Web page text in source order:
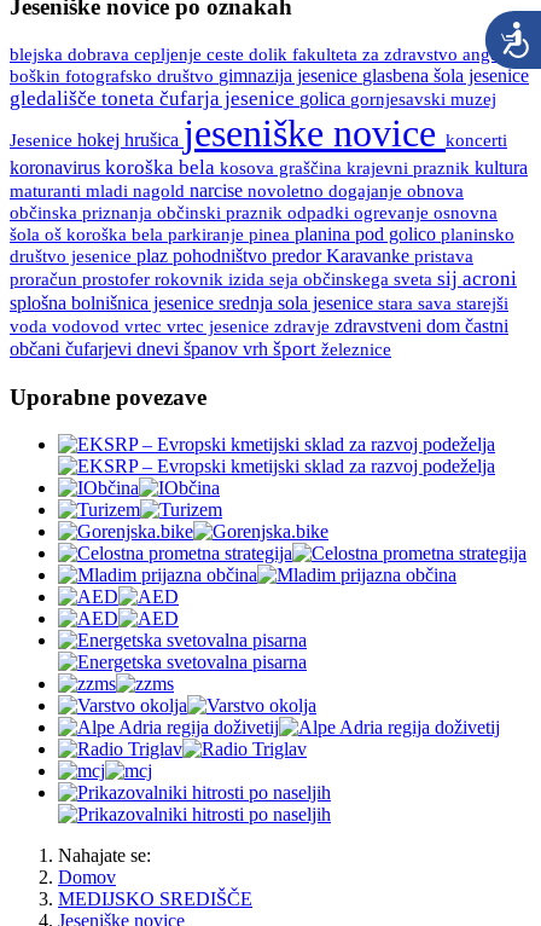
Jeseniške novice po oznakah
blejska dobrava cepljenje ceste dolik fakulteta za zdravstvo angele
boškin fotografsko društvo gimnazija jesenice glasbena šola jesenice
gledališče toneta čufarja jesenice golica gornjesavski muzej
Jesenice hokej hrušica jeseniške novice koncerti
koronavirus koroška bela kosova graščina krajevni praznik kultura
maturanti mladi nagold narcise novoletno dogajanje obnova
občinska priznanja občinski praznik odpadki ogrevanje osnovna
šola oš koroška bela parkiranje pinea planina pod golico planinsko
društvo jesenice plaz pohodništvo predor Karavanke pristava
proračun prostofer rokovnik izida seja občinskega sveta sij acroni
splošna bolnišnica jesenice srednja sola jesenice stara sava starejši
voda vodovod vrtec vrtec jesenice zdravje zdravstveni dom častni
občani čufarjevi dnevi španov vrh šport železnice
Uporabne povezave
Nahajate se:
Domov
MEDIJSKO SREDIŠČE
Jeseniške novice